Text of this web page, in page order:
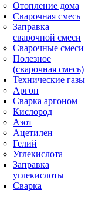
Отопление дома
Сварочная смесь
Заправка
сварочной смеси
Сварочные смеси
Полезное
(сварочная смесь)
Технические газы
Аргон
Сварка аргоном
Кислород
Азот
Ацетилен
Гелий
Углекислота
Заправка
углекислоты
Сварка